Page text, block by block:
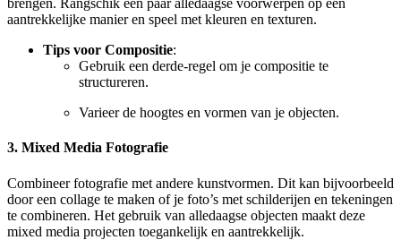
brengen. Rangschik een paar alledaagse voorwerpen op een
aantrekkelijke manier en speel met kleuren en texturen.
Tips voor Compositie:
Gebruik een derde-regel om je compositie te
structureren.
Varieer de hoogtes en vormen van je objecten.
3. Mixed Media Fotografie
Combineer fotografie met andere kunstvormen. Dit kan bijvoorbeeld
door een collage te maken of je foto’s met schilderijen en tekeningen
te combineren. Het gebruik van alledaagse objecten maakt deze
mixed media projecten toegankelijk en aantrekkelijk.